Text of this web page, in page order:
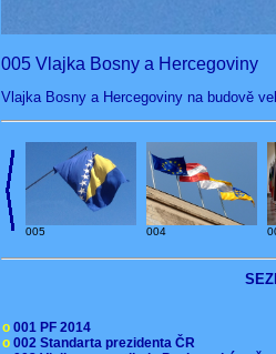
005 Vlajka Bosny a Hercegoviny
Vlajka Bosny a Hercegoviny na budově
005 004
o 001 PF 2014
o 002 Standarta prezidenta ČR